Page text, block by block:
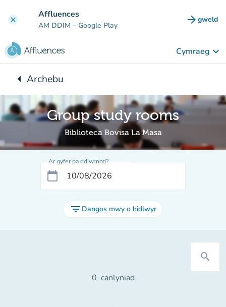
clear Affluences
AM DDIM – Google Play arrow_forward gweld
(tab
Cymraeg keyboard_arrow_down
arrow_leftYn ôl i:
Archebu
Group study rooms
Biblioteca Bovisa La Masa
Ar gyfer pa ddiwrnod?
calendar_today
filter_list Dangos mwy o hidlwyr
search
0 canlyniad